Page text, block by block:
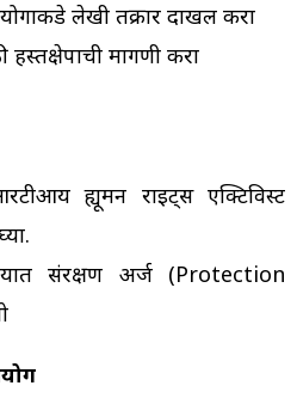
लेखी तक्रार दाखल करा
हस्तक्षेपाची मागणी करा
ह्यूमन राइट्स एक्टिविस्ट
संरक्षण अर्ज (Protection